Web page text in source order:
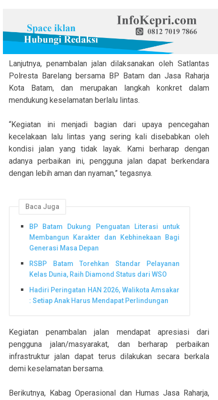
Lanjutnya, penambalan jalan dilaksanakan oleh Satlantas
Polresta Barelang bersama BP Batam dan Jasa Raharja
Kota Batam, dan merupakan langkah konkret dalam
mendukung keselamatan berlalu lintas.
“Kegiatan ini menjadi bagian dari upaya pencegahan
kecelakaan lalu lintas yang sering kali disebabkan oleh
kondisi jalan yang tidak layak. Kami berharap dengan
adanya perbaikan ini, pengguna jalan dapat berkendara
dengan lebih aman dan nyaman,” tegasnya.
Baca Juga
BP Batam Dukung Penguatan Literasi untuk
Membangun Karakter dan Kebhinekaan Bagi
Generasi Masa Depan
RSBP Batam Torehkan Standar Pelayanan
Kelas Dunia, Raih Diamond Status dari WSO
Hadiri Peringatan HAN 2026, Walikota Amsakar
: Setiap Anak Harus Mendapat Perlindungan
Kegiatan penambalan jalan mendapat apresiasi dari
pengguna jalan/masyarakat, dan berharap perbaikan
infrastruktur jalan dapat terus dilakukan secara berkala
demi keselamatan bersama.
Berikutnya, Kabag Operasional dan Humas Jasa Raharja,